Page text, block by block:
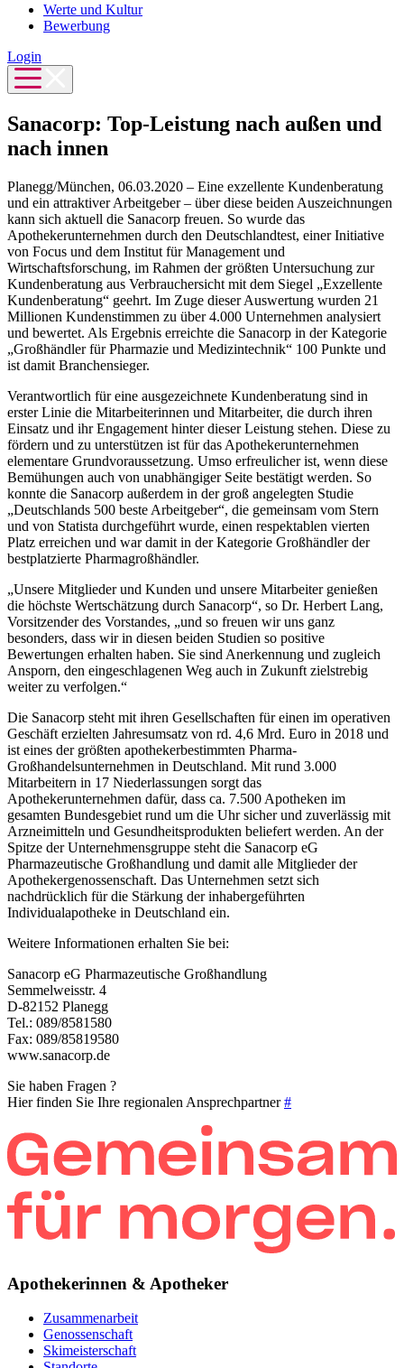
Werte und Kultur
Bewerbung
Login
Sanacorp: Top-Leistung nach außen und
nach innen
Planegg/München, 06.03.2020 – Eine exzellente Kundenberatung
und ein attraktiver Arbeitgeber – über diese beiden Auszeichnungen
kann sich aktuell die Sanacorp freuen. So wurde das
Apothekerunternehmen durch den Deutschlandtest, einer Initiative
von Focus und dem Institut für Management und
Wirtschaftsforschung, im Rahmen der größten Untersuchung zur
Kundenberatung aus Verbrauchersicht mit dem Siegel „Exzellente
Kundenberatung“ geehrt. Im Zuge dieser Auswertung wurden 21
Millionen Kundenstimmen zu über 4.000 Unternehmen analysiert
und bewertet. Als Ergebnis erreichte die Sanacorp in der Kategorie
„Großhändler für Pharmazie und Medizintechnik“ 100 Punkte und
ist damit Branchensieger.
Verantwortlich für eine ausgezeichnete Kundenberatung sind in
erster Linie die Mitarbeiterinnen und Mitarbeiter, die durch ihren
Einsatz und ihr Engagement hinter dieser Leistung stehen. Diese zu
fördern und zu unterstützen ist für das Apothekerunternehmen
elementare Grundvoraussetzung. Umso erfreulicher ist, wenn diese
Bemühungen auch von unabhängiger Seite bestätigt werden. So
konnte die Sanacorp außerdem in der groß angelegten Studie
„Deutschlands 500 beste Arbeitgeber“, die gemeinsam vom Stern
und von Statista durchgeführt wurde, einen respektablen vierten
Platz erreichen und war damit in der Kategorie Großhändler der
bestplatzierte Pharmagroßhändler.
„Unsere Mitglieder und Kunden und unsere Mitarbeiter genießen
die höchste Wertschätzung durch Sanacorp“, so Dr. Herbert Lang,
Vorsitzender des Vorstandes, „und so freuen wir uns ganz
besonders, dass wir in diesen beiden Studien so positive
Bewertungen erhalten haben. Sie sind Anerkennung und zugleich
Ansporn, den eingeschlagenen Weg auch in Zukunft zielstrebig
weiter zu verfolgen.“
Die Sanacorp steht mit ihren Gesellschaften für einen im operativen
Geschäft erzielten Jahresumsatz von rd. 4,6 Mrd. Euro in 2018 und
ist eines der größten apothekerbestimmten Pharma-
Großhandelsunternehmen in Deutschland. Mit rund 3.000
Mitarbeitern in 17 Niederlassungen sorgt das
Apothekerunternehmen dafür, dass ca. 7.500 Apotheken im
gesamten Bundesgebiet rund um die Uhr sicher und zuverlässig mit
Arzneimitteln und Gesundheitsprodukten beliefert werden. An der
Spitze der Unternehmensgruppe steht die Sanacorp eG
Pharmazeutische Großhandlung und damit alle Mitglieder der
Apothekergenossenschaft. Das Unternehmen setzt sich
nachdrücklich für die Stärkung der inhabergeführten
Individualapotheke in Deutschland ein.
Weitere Informationen erhalten Sie bei:
Sanacorp eG Pharmazeutische Großhandlung
Semmelweisstr. 4
D-82152 Planegg
Tel.: 089/8581580
Fax: 089/85819580
www.sanacorp.de
Sie haben Fragen ?
Hier finden Sie Ihre regionalen Ansprechpartner#
Apothekerinnen & Apotheker
Zusammenarbeit
Genossenschaft
Skimeisterschaft